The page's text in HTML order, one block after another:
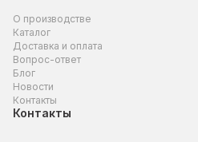
О производстве
Каталог
Доставка и оплата
Вопрос-ответ
Блог
Новости
Контакты
Контакты